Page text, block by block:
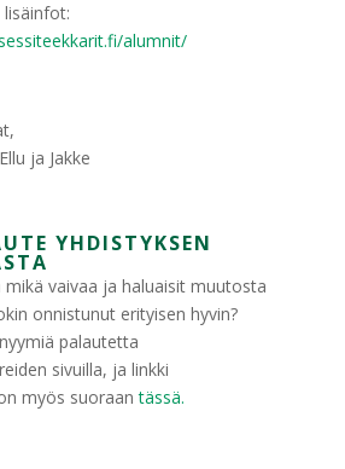
alumnit/
ja Jakke
YHDISTYKSEN
mikä vaivaa ja haluaisit muutosta
onnistunut erityisen hyvin?
palautetta
sivuilla, ja linkki
myös suoraantässä.